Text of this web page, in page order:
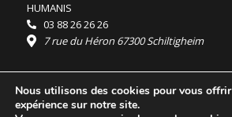
HUMANIS
03 88 26 26 26
7 rue du Héron 67300 Schiltigheim
Horaires :
HUMANIS : du lundi au vendredi 9h - 18h
Ordidocaz : du lundi au vendredi 8h - 19h
Nous utilisons des cookies pour vous
expérience sur notre site.